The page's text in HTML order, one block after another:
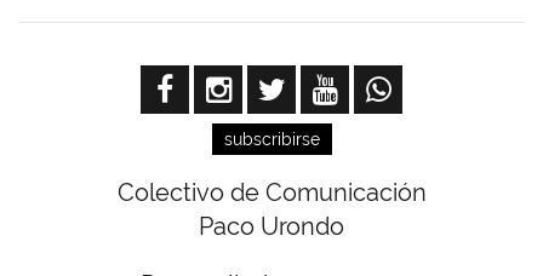
subscribirse
Colectivo de Comunicación
Paco Urondo